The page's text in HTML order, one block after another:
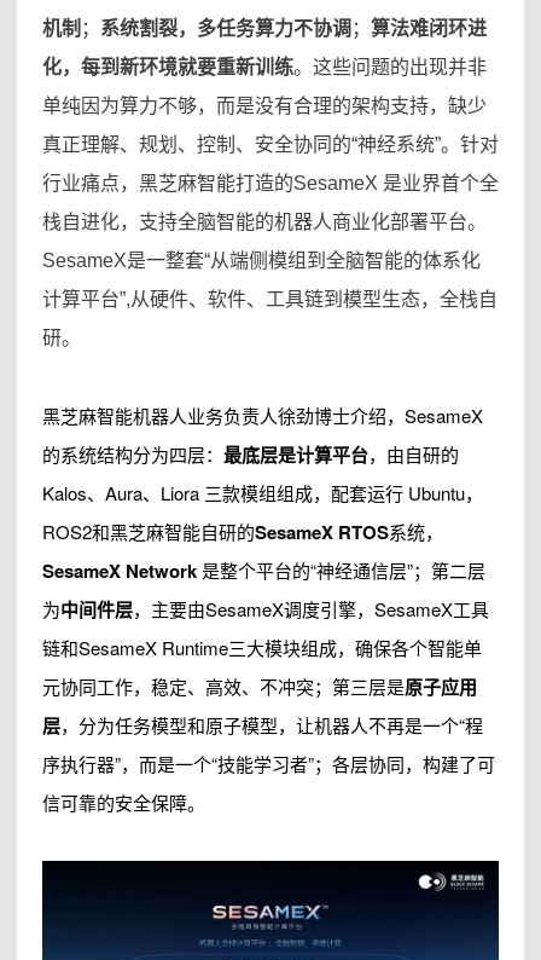
机制 ； 系统割裂，多任务算力不协调 ； 算法难闭环进
化，每到新环境就要重新训练。这些问题的出现并非
单纯因为算力不够，而是没有合理的架构支持，缺少
真正理解、规划、控制、安全协同的“神经系统”。针对
行业痛点，黑芝麻智能打造的SesameX 是业界首个全
栈自进化，支持全脑智能的机器人商业化部署平台。
SesameX是一整套“从端侧模组到全脑智能的体系化
计算平台”,从硬件、软件、工具链到模型生态，全栈自
研。
黑芝麻智能机器人业务负责人徐劲博士介绍，SesameX
的系统结构分为四层： 最底层是计算平台，由自研的
Kalos、Aura、Liora 三款模组组成，配套运行 Ubuntu，
ROS2和黑芝麻智能自研的SesameX RTOS系统，
SesameX Network是整个平台的“神经通信层”；第二层
为中间件层，主要由SesameX调度引擎，SesameX工具
链和SesameX Runtime三大模块组成，确保各个智能单
元协同工作，稳定、高效、不冲突；第三层是原子应用
层，分为任务模型和原子模型，让机器人不再是一个“程
序执行器”，而是一个“技能学习者”；各层协同，构建了可
信可靠的安全保障。